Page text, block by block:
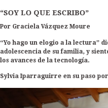
“SOY LO QUE ESCRIBO”
Por Graciela Vázquez Moure
“Yo hago un elogio a la lectura”
adolescencia de su familia, y
los avances de la tecnología.
Sylvia Iparraguirre en su paso